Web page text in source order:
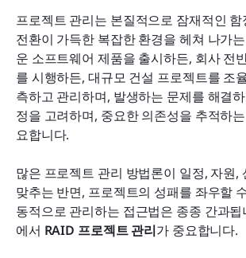
프로젝트 관리는 본질적으로 잠재적인
전환이 가득한 복잡한 환경을 헤쳐 나가
운 소프트웨어 제품을 출시하든, 회사 전
를 시행하든, 대규모 건설 프로젝트를 조
측하고 관리하며, 발생하는 문제를 해결
정을 고려하며, 중요한 의존성을 추적하
요합니다.
많은 프로젝트 관리 방법론이 일정, 자원,
맞추는 반면, 프로젝트의 성패를 좌우할
동적으로 관리하는 접근법은 종종 간과됩
에서 RAID 프로젝트 관리가 중요합니다.
RAID 관리에서의 도전 극복
라크(Lark)로 향상된 RAID 프로젝트
기
결론: 프로젝트 성공을 위한 RAID 프
스터하기